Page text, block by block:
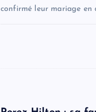
confirmé leur mariage en